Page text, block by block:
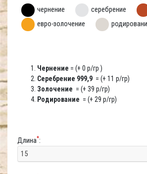
чернение
серебрение
евро-золочение
Чернение = (+ 0 р/гр )
Серебрение 999,9 = (+ 11 р/гр)
Золочение = (+ 39 р/гр)
Родирование = (+ 29 р/гр)
Длина*:
15